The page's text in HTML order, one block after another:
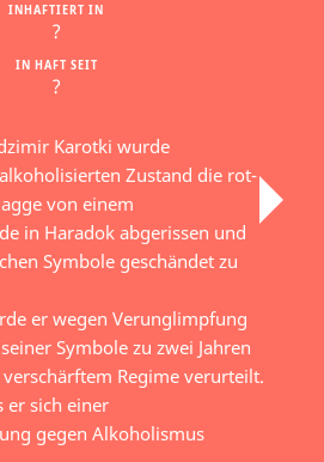
IN HAFT SEIT
?
INHAFTIERT IN
?
Karotki wurde
Zustand die rot-
von einem
in Haradok abgerissen und
Symbole geschändet zu
er wegen Verunglimpfung
Symbole zu zwei Jahren
Regime verurteilt.
er sich einer
gegen Alkoholismus